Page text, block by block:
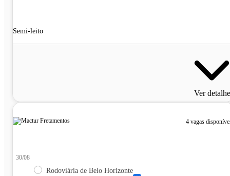
Semi-leito
Ver
4 vagas
30/08
Rodoviária de Belo Horizonte